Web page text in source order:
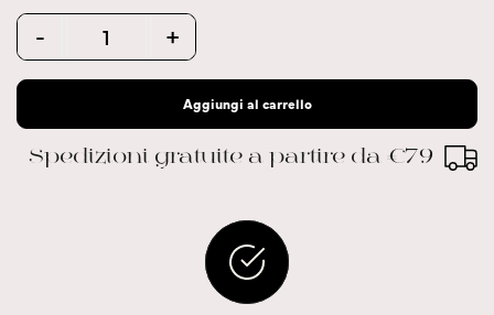
Quantity
- +
Aggiungi al carrello
Spedizioni gratuite a partire da €79